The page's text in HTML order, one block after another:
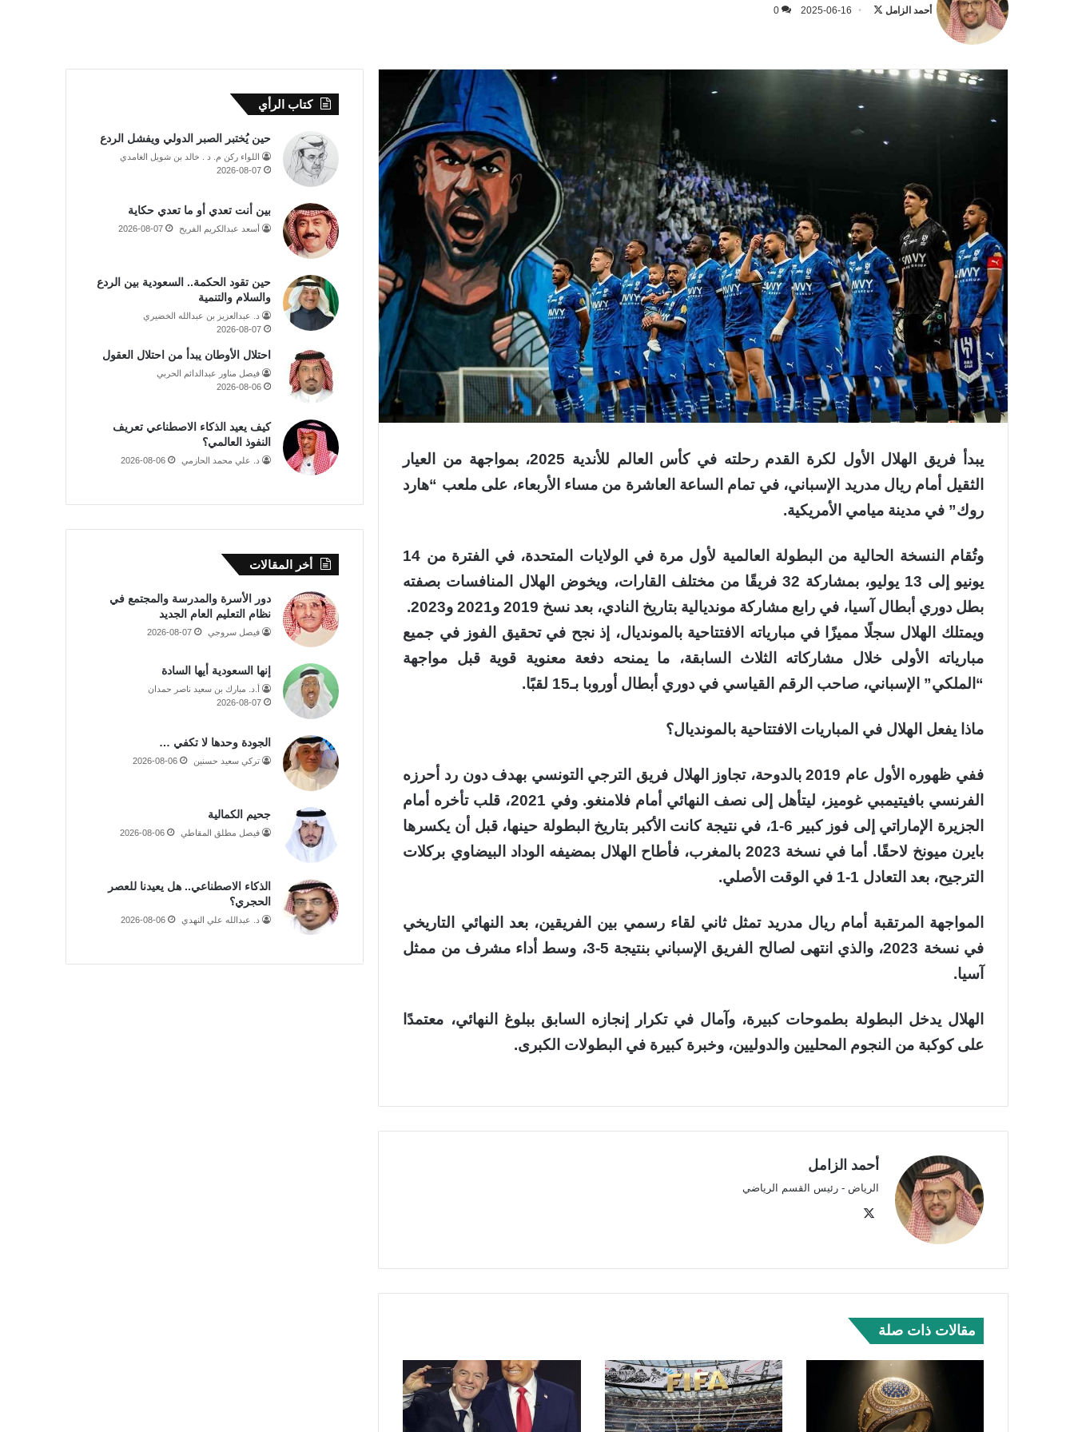
أحمد الزامل 2025-06-16
0
يبدأ فريق الهلال الأول لكرة القدم رحلته في كأس العالم للأندية 2025، بمواجهة من العيار
الثقيل أمام ريال مدريد الإسباني، في تمام الساعة العاشرة من مساء الأربعاء، على ملعب “هارد
روك” في مدينة ميامي الأمريكية.
وتُقام النسخة الحالية من البطولة العالمية لأول مرة في الولايات المتحدة، في الفترة من 14
يونيو إلى 13 يوليو، بمشاركة 32 فريقًا من مختلف القارات، ويخوض الهلال المنافسات بصفته
بطل دوري أبطال آسيا، في رابع مشاركة مونديالية بتاريخ النادي، بعد نسخ 2019 و2021 و2023.
ويمتلك الهلال سجلًا مميزًا في مبارياته الافتتاحية بالمونديال، إذ نجح في تحقيق الفوز في جميع
مبارياته الأولى خلال مشاركاته الثلاث السابقة، ما يمنحه دفعة معنوية قوية قبل مواجهة
“الملكي” الإسباني، صاحب الرقم القياسي في دوري أبطال أوروبا بـ15 لقبًا.
ماذا يفعل الهلال في المباريات الافتتاحية بالمونديال؟
ففي ظهوره الأول عام 2019 بالدوحة، تجاوز الهلال فريق الترجي التونسي بهدف دون رد أحرزه
الفرنسي بافيتيمبي غوميز، ليتأهل إلى نصف النهائي أمام فلامنغو. وفي 2021، قلب تأخره أمام
الجزيرة الإماراتي إلى فوز كبير 6-1، في نتيجة كانت الأكبر بتاريخ البطولة حينها، قبل أن يكسرها
بايرن ميونخ لاحقًا. أما في نسخة 2023 بالمغرب، فأطاح الهلال بمضيفه الوداد البيضاوي بركلات
الترجيح، بعد التعادل 1-1 في الوقت الأصلي.
المواجهة المرتقبة أمام ريال مدريد تمثل ثاني لقاء رسمي بين الفريقين، بعد النهائي التاريخي
في نسخة 2023، والذي انتهى لصالح الفريق الإسباني بنتيجة 5-3، وسط أداء مشرف من ممثل
آسيا.
الهلال يدخل البطولة بطموحات كبيرة، وآمال في تكرار إنجازه السابق ببلوغ النهائي، معتمدًا
على كوكبة من النجوم المحليين والدوليين، وخبرة كبيرة في البطولات الكبرى.
أحمد الزامل
الرياض - رئيس القسم الرياضي
مقالات ذات صلة
كتاب الرأي
حين يُختبر الصبر الدولي ويفشل الردع
اللواء ركن م. د . خالد بن شويل الغامدي
2026-08-07
بين أنت تعدي أو ما تعدي حكاية
أسعد عبدالكريم الفريح 2026-08-07
حين تقود الحكمة.. السعودية بين الردع
والسلام والتنمية
د. عبدالعزيز بن عبدالله الخضيري
2026-08-07
احتلال الأوطان يبدأ من احتلال العقول
فيصل مناور عبدالدائم الحربي
2026-08-06
كيف يعيد الذكاء الاصطناعي تعريف
النفوذ العالمي؟
د. علي محمد الحازمي 2026-08-06
أخر المقالات
دور الأسرة والمدرسة والمجتمع في
نظام التعليم العام الجديد
فيصل سروجي 2026-08-07
إنها السعودية أيها السادة
أ.د. مبارك بن سعيد ناصر حمدان
2026-08-07
الجودة وحدها لا تكفي …
تركي سعيد حسنين 2026-08-06
جحيم الكمالية
فيصل مطلق المقاطي 2026-08-06
الذكاء الاصطناعي.. هل يعيدنا للعصر
الحجري؟
د. عبدالله علي النهدي 2026-08-06